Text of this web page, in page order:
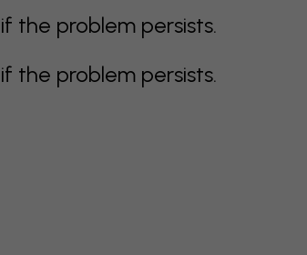
the problem persists.
the problem persists.